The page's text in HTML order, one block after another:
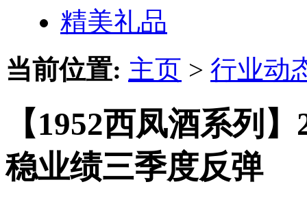
精美礼品
当前位置: 主页 > 行业动
【1952西凤酒系列
稳业绩三季度反弹